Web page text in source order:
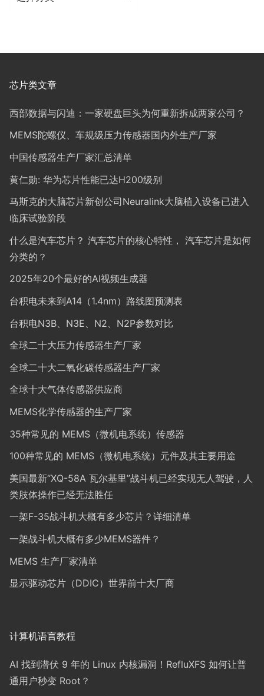
芯片类文章
西部数据与闪迪：一家硬盘巨头为何重新拆成两家公司？
MEMS陀螺仪、车规级压力传感器国内外生产厂家
中国传感器生产厂家汇总清单
黄仁勋: 华为芯片性能已达H200级别
马斯克的大脑芯片新创公司Neuralink大脑植入设备已进入
临床试验阶段
什么是汽车芯片？ 汽车芯片的核心特性， 汽车芯片是如何
分类的？
2025年20个最好的AI视频生成器
台积电未来到A14（1.4nm）路线图预测表
台积电N3B、N3E、N2、N2P参数对比
全球二十大压力传感器生产厂家
全球二十大二氧化碳传感器生产厂家
全球十大气体传感器供应商
MEMS化学传感器的生产厂家
35种常见的 MEMS（微机电系统）传感器
100种常见的 MEMS（微机电系统）元件及其主要用途
美国最新“XQ-58A 瓦尔基里”战斗机已经实现无人驾驶，人
类肢体操作已经无法胜任
一架F-35战斗机大概有多少芯片？详细清单
一架战斗机大概有多少MEMS器件？
MEMS 生产厂家清单
显示驱动芯片（DDIC）世界前十大厂商
计算机语言教程
AI 找到潜伏 9 年的 Linux 内核漏洞！RefluXFS 如何让普
通用户秒变 Root？